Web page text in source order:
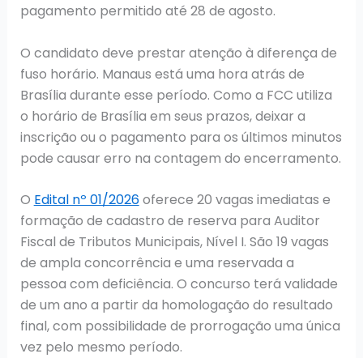
pagamento permitido até 28 de agosto.
O candidato deve prestar atenção à diferença de
fuso horário. Manaus está uma hora atrás de
Brasília durante esse período. Como a FCC utiliza
o horário de Brasília em seus prazos, deixar a
inscrição ou o pagamento para os últimos minutos
pode causar erro na contagem do encerramento.
O Edital nº 01/2026oferece 20 vagas imediatas e
formação de cadastro de reserva para Auditor
Fiscal de Tributos Municipais, Nível I. São 19 vagas
de ampla concorrência e uma reservada a
pessoa com deficiência. O concurso terá validade
de um ano a partir da homologação do resultado
final, com possibilidade de prorrogação uma única
vez pelo mesmo período.